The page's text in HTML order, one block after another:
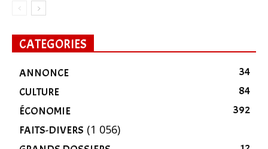
CATEGORIES
ANNONCE
34
CULTURE
84
ÉCONOMIE
392
FAITS-DIVERS (1 056)